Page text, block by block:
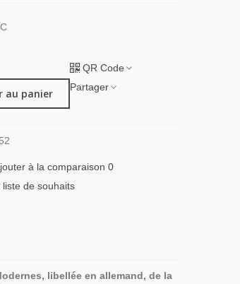
au panier
QR Code
Partager
à la comparaison 0
de souhaits
libellée en allemand, de la